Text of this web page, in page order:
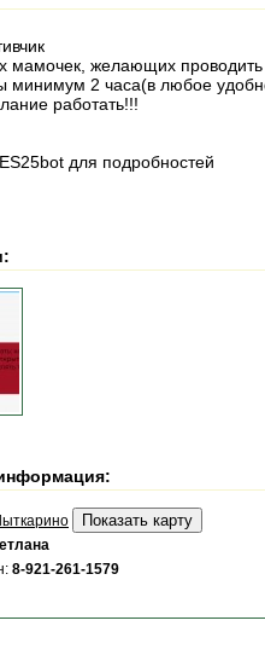
мамочек, желающих проводить
минимум 2 часа(в любое
работать!!!
для подробностей
8-921-261-1579